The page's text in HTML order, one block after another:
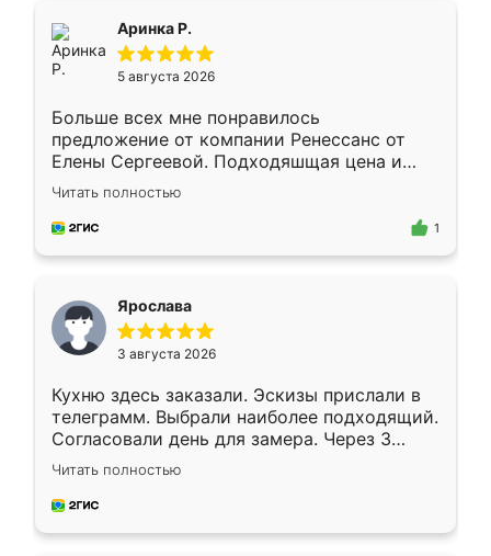
Аринка Р.
5 августа 2026
Больше всех мне понравилось
предложение от компании Ренессанс от
Елены Сергеевой. Подходяшщая цена и
короткие сроки изготовления. Приехавший
для замера сотрудник Владислав
предложил по моему эскизу самый
Читать полностью
1
Ярослава
3 августа 2026
Кухню здесь заказали. Эскизы прислали в
телеграмм. Выбрали наиболее подходящий.
Согласовали день для замера. Через 3
недели кухня была уже готова. Остались
довольны работой. Спасибо Ренессанс
мебель за качественную работу!
Читать полностью